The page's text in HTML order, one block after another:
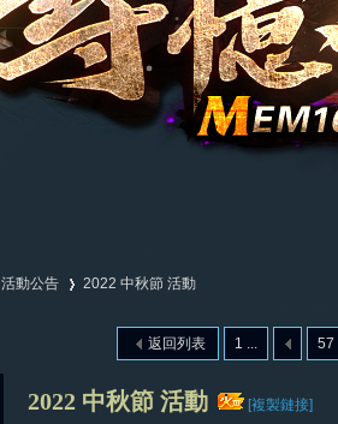
活動公告 2022 中秋節 活動
1 ... 57
返回列表
2022 中秋節 活動 [複製鏈接]